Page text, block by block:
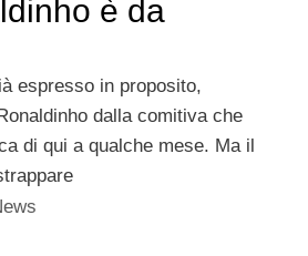
è da
espresso in proposito,
dalla comitiva che
di qui a qualche mese. Ma il